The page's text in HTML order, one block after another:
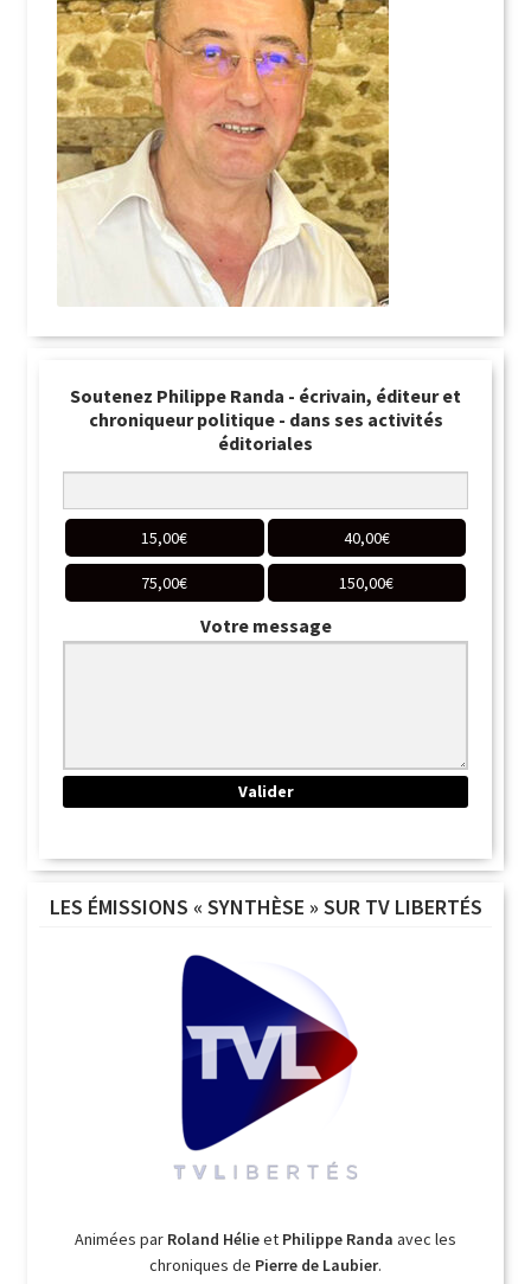
Soutenez Philippe Randa - écrivain, éditeur et
chroniqueur politique - dans ses activités
éditoriales
15,00€ 40,00€
75,00€ 150,00€
Votre message
LES ÉMISSIONS « SYNTHÈSE » SUR TV LIBERTÉS
Animées par Roland Hélieet Philippe Randa avec les
chroniques de Pierre de Laubier.